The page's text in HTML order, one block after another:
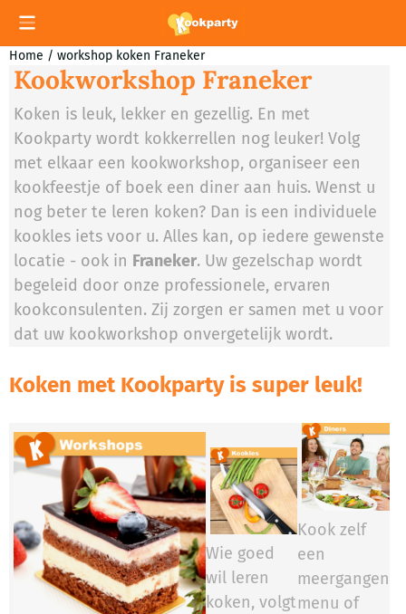
Cookievoorkeuren zijn momenteel gesloten.
Home / workshop koken Franeker
Kookworkshop Franeker
Koken is leuk, lekker en gezellig. En met
Kookparty wordt kokkerrellen nog leuker! Volg
met elkaar een kookworkshop, organiseer een
kookfeestje of boek een diner aan huis. Wenst u
nog beter te leren koken? Dan is een individuele
kookles iets voor u. Alles kan, op iedere gewenste
locatie - ook in Franeker. Uw gezelschap wordt
begeleid door onze professionele, ervaren
kookconsulenten. Zij zorgen er samen met u voor
dat uw kookworkshop onvergetelijk wordt.
Koken met Kookparty is super leuk!
Wie goed
wil leren
koken, volgt
Kook zelf
een
meergangen
menu of